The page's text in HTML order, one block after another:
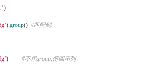
)
).group() #匹配到.
) #不用group,傳回串列